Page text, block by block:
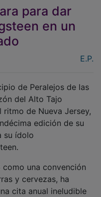
para dar
en un
E.P.
de Peralejos de las
del Alto Tajo
ritmo de Nueva Jersey,
edición de su
su ídolo
una convención
y cervezas, ha
cita anual ineludible